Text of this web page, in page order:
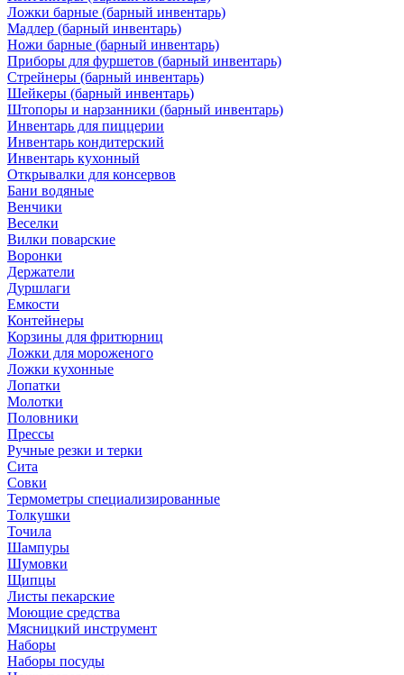
Ложки барные (барный инвентарь)
Мадлер (барный инвентарь)
Ножи барные (барный инвентарь)
Приборы для фуршетов (барный инвентарь)
Стрейнеры (барный инвентарь)
Шейкеры (барный инвентарь)
Штопоры и нарзанники (барный инвентарь)
Инвентарь для пиццерии
Инвентарь кондитерский
Инвентарь кухонный
Открывалки для консервов
Бани водяные
Венчики
Веселки
Вилки поварские
Воронки
Держатели
Дуршлаги
Емкости
Контейнеры
Корзины для фритюрниц
Ложки для мороженого
Ложки кухонные
Лопатки
Молотки
Половники
Прессы
Ручные резки и терки
Сита
Совки
Термометры специализированные
Толкушки
Точила
Шампуры
Шумовки
Щипцы
Листы пекарские
Моющие средства
Мясницкий инструмент
Наборы
Наборы посуды